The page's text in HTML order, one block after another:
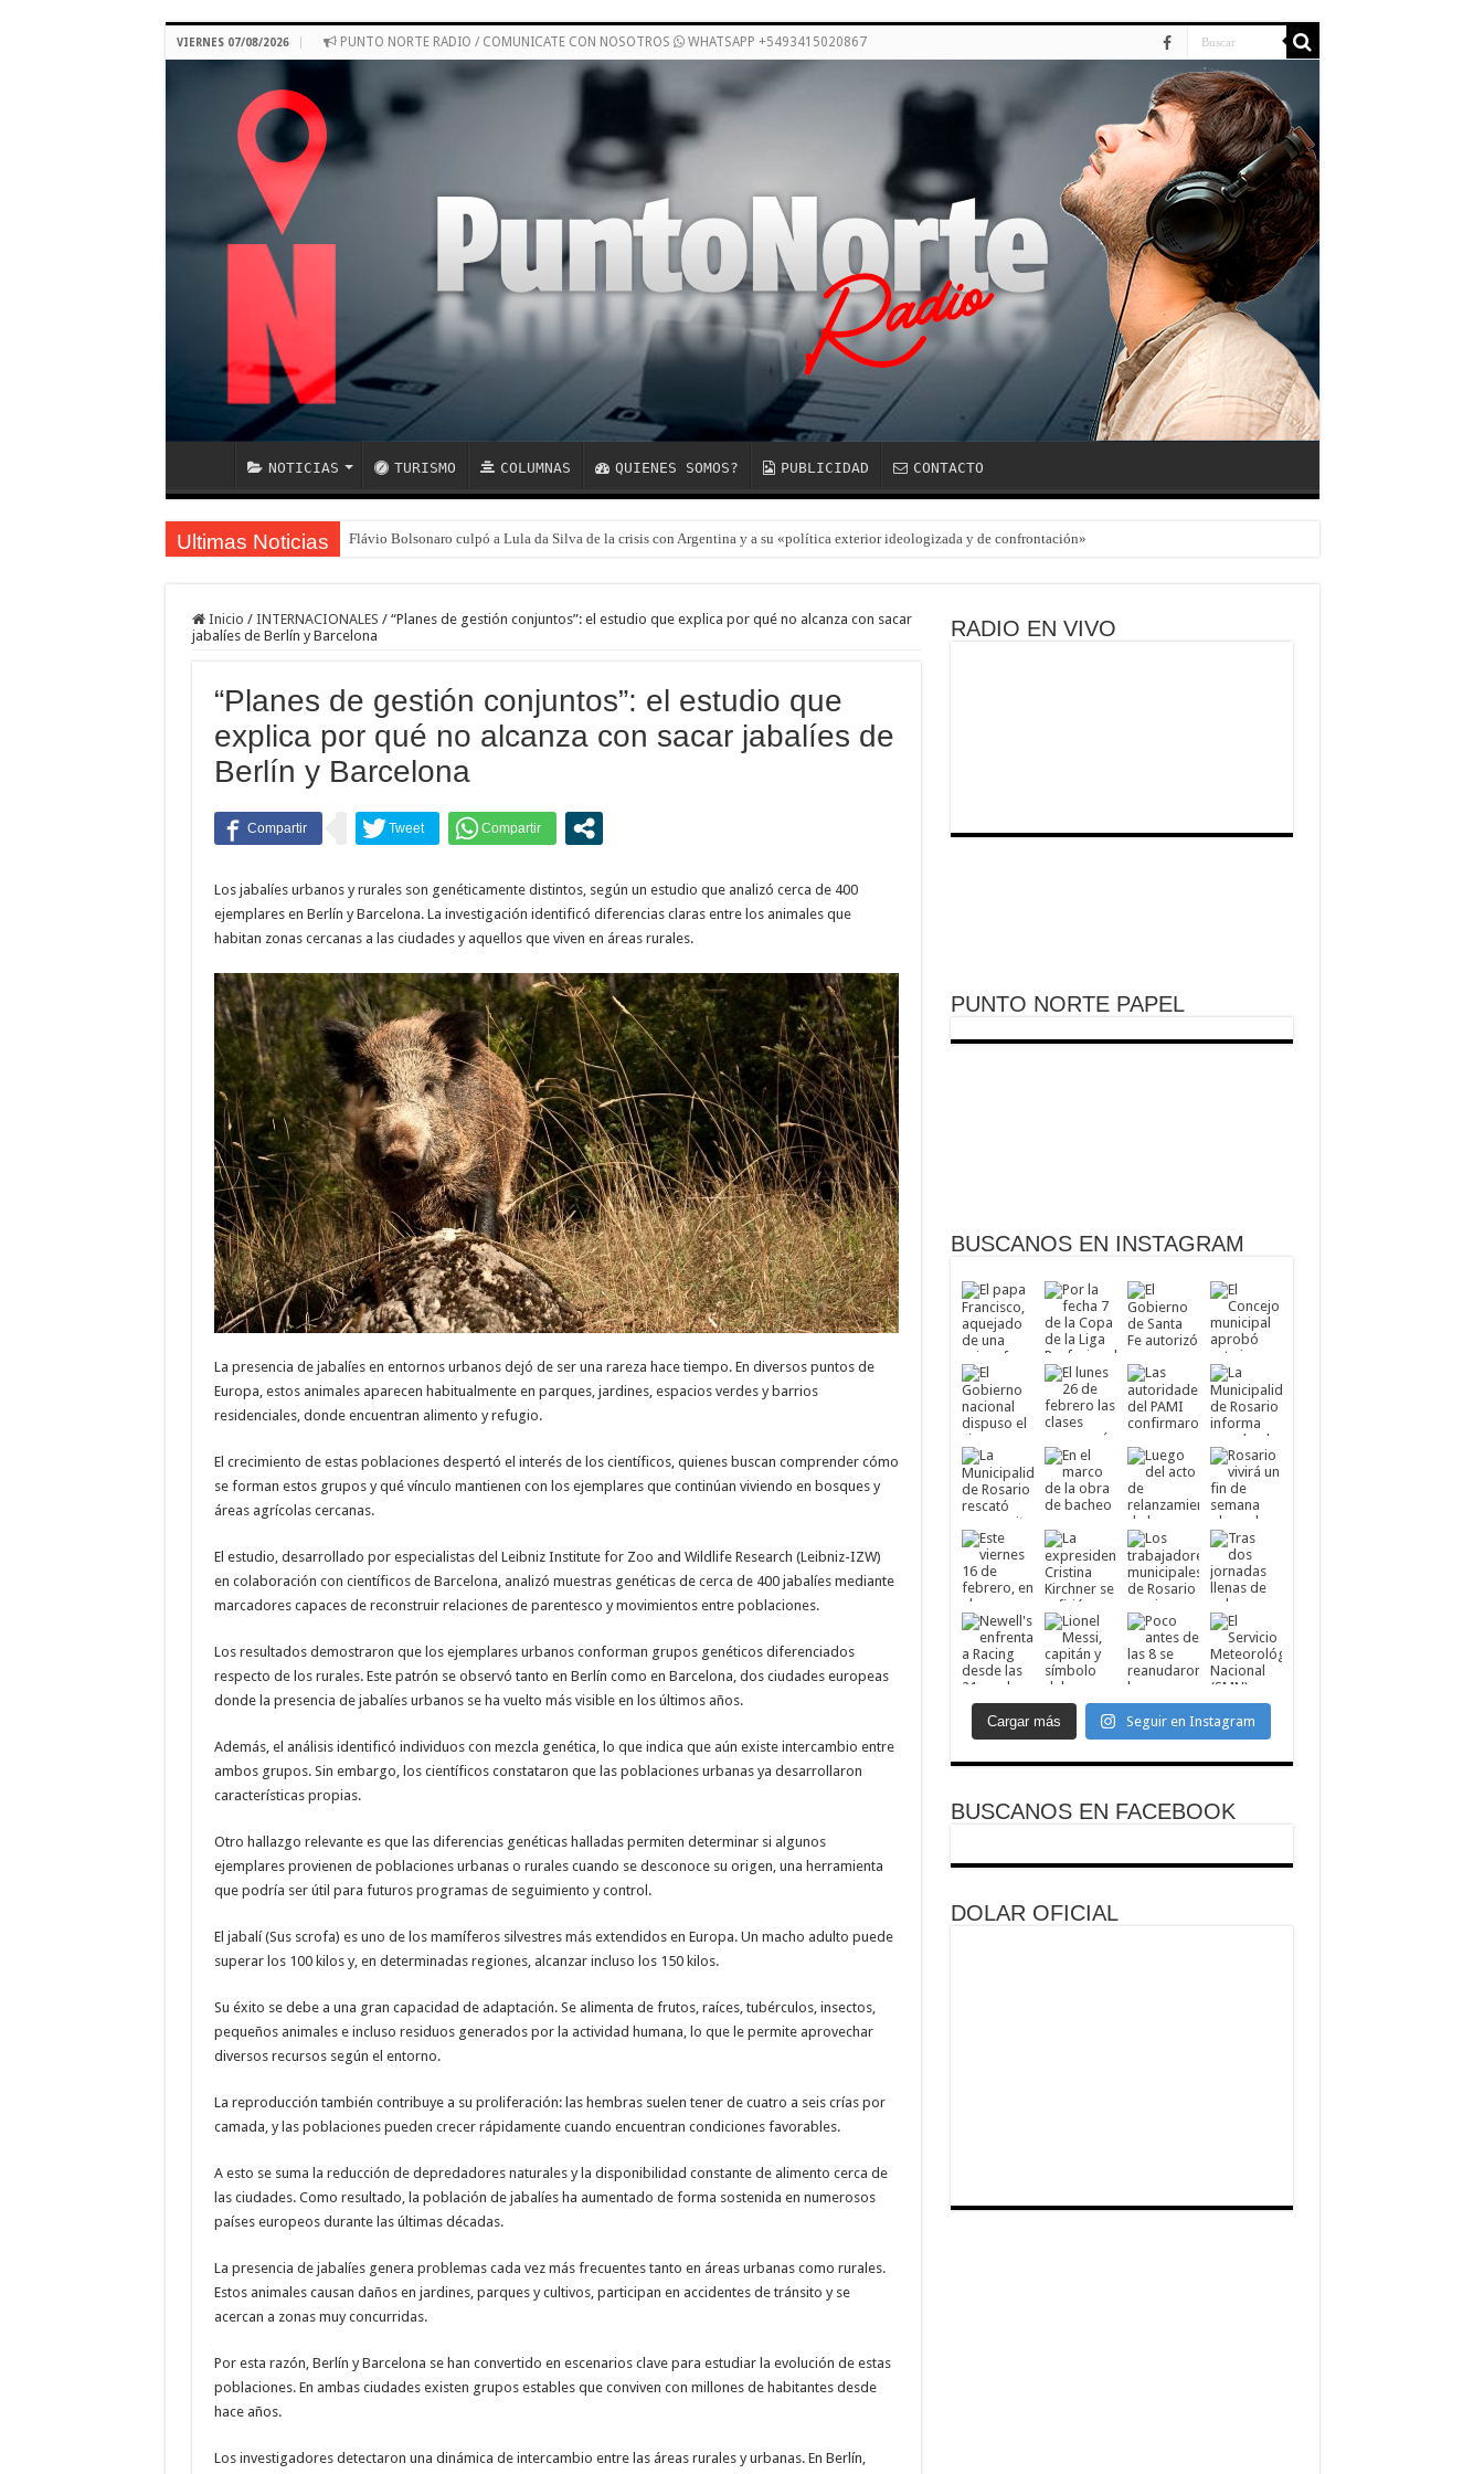
VIERNES 07/08/2026 PUNTO NORTE RADIO / COMUNICATE CON NOSOTROS WHATSAPP +5493415020867
NOTICIAS TURISMO COLUMNAS QUIENES SOMOS? PUBLICIDAD CONTACTO
Ultimas Noticias Flávio Bolsonaro culpó a Lula da Silva de la crisis con Argentina y a su «política exterior ideologizada y de confrontación»
Inicio / INTERNACIONALES / “Planes de gestión conjuntos”: el estudio que explica por qué no alcanza con sacar
jabalíes de Berlín y Barcelona
“Planes de gestión conjuntos”: el estudio que
explica por qué no alcanza con sacar jabalíes de
Berlín y Barcelona
Los jabalíes urbanos y rurales son genéticamente distintos, según un estudio que analizó cerca de 400
ejemplares en Berlín y Barcelona. La investigación identificó diferencias claras entre los animales que
habitan zonas cercanas a las ciudades y aquellos que viven en áreas rurales.
La presencia de jabalíes en entornos urbanos dejó de ser una rareza hace tiempo. En diversos puntos de
Europa, estos animales aparecen habitualmente en parques, jardines, espacios verdes y barrios
residenciales, donde encuentran alimento y refugio.
El crecimiento de estas poblaciones despertó el interés de los científicos, quienes buscan comprender cómo
se forman estos grupos y qué vínculo mantienen con los ejemplares que continúan viviendo en bosques y
áreas agrícolas cercanas.
El estudio, desarrollado por especialistas del Leibniz Institute for Zoo and Wildlife Research (Leibniz-IZW)
en colaboración con científicos de Barcelona, analizó muestras genéticas de cerca de 400 jabalíes mediante
marcadores capaces de reconstruir relaciones de parentesco y movimientos entre poblaciones.
Los resultados demostraron que los ejemplares urbanos conforman grupos genéticos diferenciados
respecto de los rurales. Este patrón se observó tanto en Berlín como en Barcelona, dos ciudades europeas
donde la presencia de jabalíes urbanos se ha vuelto más visible en los últimos años.
Además, el análisis identificó individuos con mezcla genética, lo que indica que aún existe intercambio entre
ambos grupos. Sin embargo, los científicos constataron que las poblaciones urbanas ya desarrollaron
características propias.
Otro hallazgo relevante es que las diferencias genéticas halladas permiten determinar si algunos
ejemplares provienen de poblaciones urbanas o rurales cuando se desconoce su origen, una herramienta
que podría ser útil para futuros programas de seguimiento y control.
El jabalí (Sus scrofa) es uno de los mamíferos silvestres más extendidos en Europa. Un macho adulto puede
superar los 100 kilos y, en determinadas regiones, alcanzar incluso los 150 kilos.
Su éxito se debe a una gran capacidad de adaptación. Se alimenta de frutos, raíces, tubérculos, insectos,
pequeños animales e incluso residuos generados por la actividad humana, lo que le permite aprovechar
diversos recursos según el entorno.
La reproducción también contribuye a su proliferación: las hembras suelen tener de cuatro a seis crías por
camada, y las poblaciones pueden crecer rápidamente cuando encuentran condiciones favorables.
A esto se suma la reducción de depredadores naturales y la disponibilidad constante de alimento cerca de
las ciudades. Como resultado, la población de jabalíes ha aumentado de forma sostenida en numerosos
países europeos durante las últimas décadas.
La presencia de jabalíes genera problemas cada vez más frecuentes tanto en áreas urbanas como rurales.
Estos animales causan daños en jardines, parques y cultivos, participan en accidentes de tránsito y se
acercan a zonas muy concurridas.
Por esta razón, Berlín y Barcelona se han convertido en escenarios clave para estudiar la evolución de estas
poblaciones. En ambas ciudades existen grupos estables que conviven con millones de habitantes desde
hace años.
Los investigadores detectaron una dinámica de intercambio entre las áreas rurales y urbanas. En Berlín,
RADIO EN VIVO
PUNTO NORTE PAPEL
BUSCANOS EN INSTAGRAM
Cargar más Seguir en Instagram
BUSCANOS EN FACEBOOK
DOLAR OFICIAL